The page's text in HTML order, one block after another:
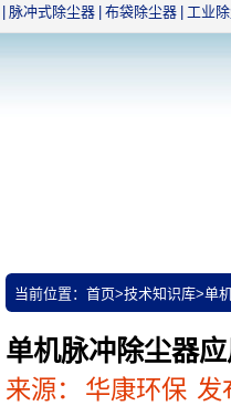
脉冲式除尘器 布袋除尘器 工业
当前位置： 首页>技术知识库>单
单机脉冲除尘器
来源： 华康环保 发